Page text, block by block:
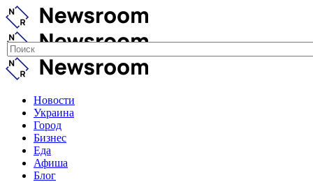
Новости
Украина
Город
Бизнес
Еда
Афиша
Блог